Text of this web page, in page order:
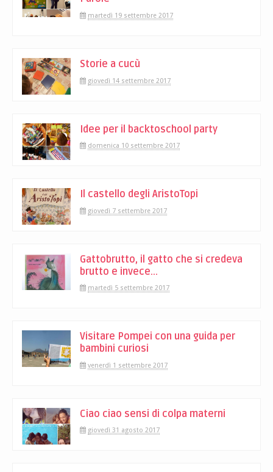
martedì 19 settembre 2017
Storie a cucù
giovedì 14 settembre 2017
Idee per il backtoschool party
domenica 10 settembre 2017
Il castello degli AristoTopi
giovedì 7 settembre 2017
Gattobrutto, il gatto che si credeva
brutto e invece...
martedì 5 settembre 2017
Visitare Pompei con una guida per
bambini curiosi
venerdì 1 settembre 2017
Ciao ciao sensi di colpa materni
giovedì 31 agosto 2017